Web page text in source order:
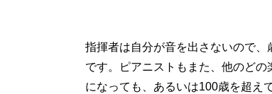
指揮者は自分が音を出さないので
です。ピアニストもまた、他のど
になっても、あるいは100歳を超え